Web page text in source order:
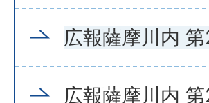
広報薩摩川内
広報薩摩川内